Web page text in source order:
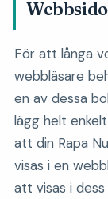
För att långa
webbläsare
en av dessa
lägg helt
att din Rapa
visas i en
att visas i dess